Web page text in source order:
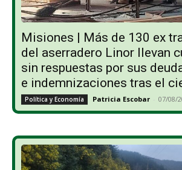
Misiones | Más de 130 ex
del aserradero Linor llevan
sin respuestas por sus
e indemnizaciones tras el
Política y Economía Patricia Escobar - 07/08/